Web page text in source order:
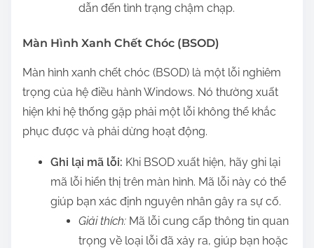
dẫn đến tình trạng chậm chạp.
Màn Hình Xanh Chết Chóc (BSOD)
Màn hình xanh chết chóc (BSOD) là một lỗi nghiêm
trọng của hệ điều hành Windows. Nó thường xuất
hiện khi hệ thống gặp phải một lỗi không thể khắc
phục được và phải dừng hoạt động.
Ghi lại mã lỗi: Khi BSOD xuất hiện, hãy ghi lại
mã lỗi hiển thị trên màn hình. Mã lỗi này có thể
giúp bạn xác định nguyên nhân gây ra sự cố.
Giải thích: Mã lỗi cung cấp thông tin quan
trọng về loại lỗi đã xảy ra, giúp bạn hoặc